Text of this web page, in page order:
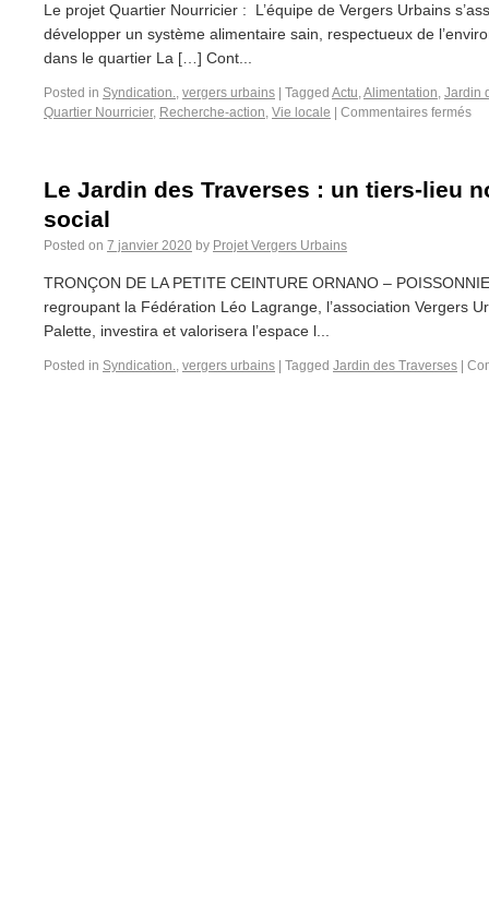
Le projet Quartier Nourricier : L’équipe de Vergers Urbains
développer un système alimentaire sain, respectueux de
dans le quartier La […] Cont...
Posted in Syndication., vergers urbains Tagged Actu,Alimentation, Jardin
Quartier Nourricier, Recherche-action, Vie locale Commentaires fermés
Le Jardin des Traverses : un tiers-lieu
social
Posted on 7 janvier 2020 by Projet Vergers Urbains
TRONÇON DE LA PETITE CEINTURE ORNANO –
regroupant la Fédération Léo Lagrange​, ​​l’association Vergers
Palette​, investira et valorisera l’espace l...
Posted in Syndication., vergers urbains Tagged Jardin des Traverses